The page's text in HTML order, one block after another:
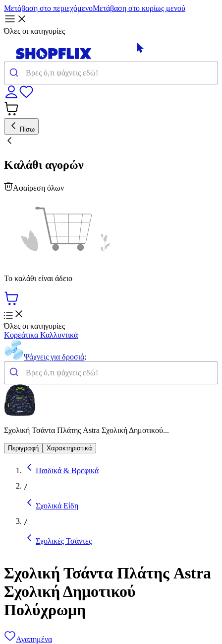
Μετάβαση στο περιεχόμενοΜετάβαση στο κυρίως μενού
Όλες οι κατηγορίες
Πίσω
Καλάθι αγορών
Αφαίρεση όλων
Το καλάθι είναι άδειο
Όλες οι κατηγορίες
Κορεάτικα Καλλυντικά
Ψάχνεις για δροσιά;
Σχολική Τσάντα Πλάτης Astra Σχολική Δημοτικού...
Περιγραφή Χαρακτηριστικά
Παιδικά & Βρεφικά
/
Σχολικά Είδη
/
Σχολικές Τσάντες
Σχολική Τσάντα Πλάτης Astra
Σχολική Δημοτικού
Πολύχρωμη
Αγαπημένα